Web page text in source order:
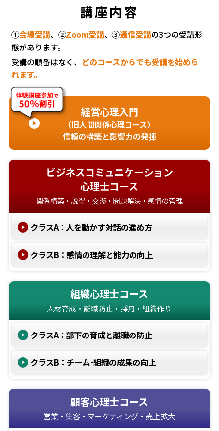
講座内容
①会場受講、②Zoom受講、③通信受講の3つの受講形
態があります。
受講の順番はなく、 どのコースからでも受講を始めら
れます。
経営心理入門
（旧人間関係心理コース）
信頼の構築と影響力の発揮
ビジネスコミュニケーション
心理士コース
関係構築・説得・交渉・問題解決・感情の管理
クラスA：人を動かす対話の進め方
クラスB：感情の理解と能力の向上
組織心理士コース
人材育成・離職防止・採用・組織作り
クラスA：部下の育成と離職の防止
クラスB：チーム･組織の成果の向上
顧客心理士コース
営業・集客・マーケティング・売上拡大